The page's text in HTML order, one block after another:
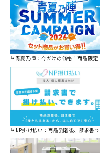
青夏乃陣：今だけの価格！商品限定セール開催中です。
NP掛け払い：商品到着後、請求書で後から払えます。